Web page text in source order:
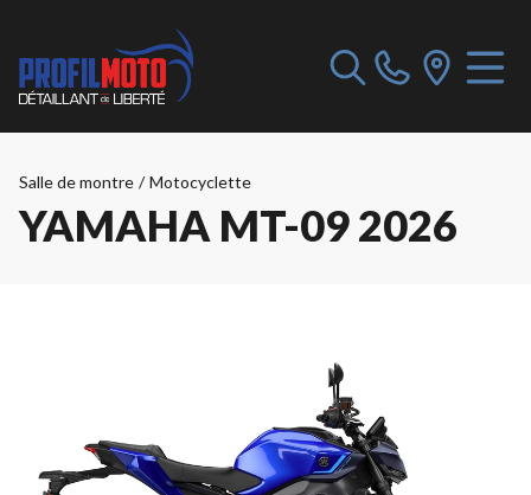
Salle de montre / Motocyclette
YAMAHA MT-09 2026